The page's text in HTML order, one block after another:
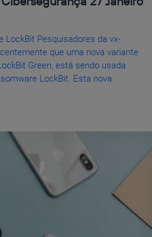
LockBit Pesquisadores da vx-
que uma nova variante
Green, está sendo usada
LockBit. Esta nova